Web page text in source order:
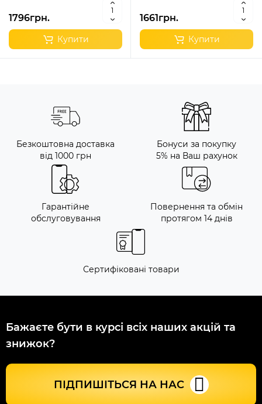
1796грн.
Купити
1661грн.
Купити
Безкоштовна доставка
від 1000 грн
Бонуси за покупку
5% на Ваш рахунок
Гарантійне
обслуговування
Повернення та обмін
протягом 14 днів
Сертифіковані товари
Бажаєте бути в курсі всіх наших акцій та
знижок?
ПІДПИШІТЬСЯ НА НАС